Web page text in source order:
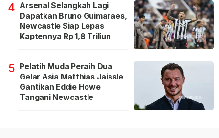
4 Arsenal Selangkah Lagi
Dapatkan Bruno Guimaraes,
Newcastle Siap Lepas
Kaptennya Rp 1,8 Triliun
5 Pelatih Muda Peraih Dua
Gelar Asia Matthias Jaissle
Gantikan Eddie Howe
Tangani Newcastle